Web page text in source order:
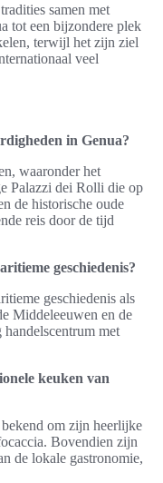
samen met
tot een bijzondere plek
terwijl het zijn ziel
veel
in Genua?
waaronder het
Palazzi dei Rolli die op
de historische oude
reis door de tijd
geschiedenis?
geschiedenis als
Middeleeuwen en de
met
keuken van
om zijn heerlijke
Bovendien zijn
de lokale gastronomie,